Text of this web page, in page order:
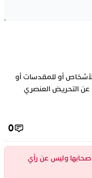
أو للمقدسات أو
عن التحريض العنصري
0
أصحابها وليس عن رأي